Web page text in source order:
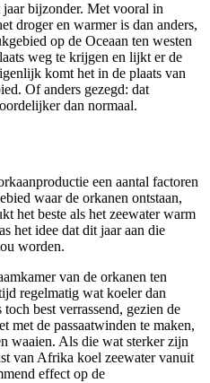
bijzonder. Met vooral in
droger en warmer is dan anders,
op de Oceaan ten westen
weg te krijgen en lijkt er de
komt het in de plaats van
Of anders gezegd: dat
dan normaal.
een aantal factoren
waar de orkanen ontstaan,
het beste als het zeewater warm
het idee dat dit jaar aan die
worden.
van de orkanen ten
regelmatig wat koeler dan
best verrassend, gezien de
met de passaatwinden te maken,
waaien. Als die wat sterker zijn
van Afrika koel zeewater vanuit
effect op de